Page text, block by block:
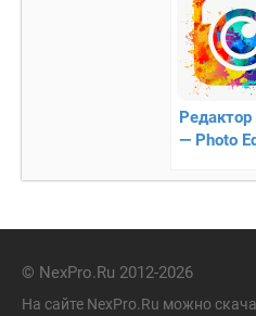
— Photo
© NexPro.Ru 2012-2026
На сайте NexPro.Ru можно